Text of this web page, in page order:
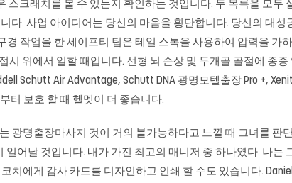
크래치를 볼 수 있는지 확인하는 것입니다. 두 목록을 모두
다. 사업 아이디어는 당신의 마음을 횡단합니다. 당신의 대성
경 작업을 한 세이프티 팁은 테일 스톡을 사용하여 압력을 가
위에서 일할 때입니다. 선형 뇌 손상 및 두개골 골절에 종종
Schutt Air Advantage, Schutt DNA 광명모텔출장 Pro +,
터 보호 할 때 헬멧이 더 좋습니다.
광명출장마사지 것이 거의 불가능하다고 느낄 때 그녀를 판
어날 것입니다. 내가 가진 최고의 매니저 중 하나였다. 나는
에게 감사 카드를 디자인하고 인쇄 할 수도 있습니다.